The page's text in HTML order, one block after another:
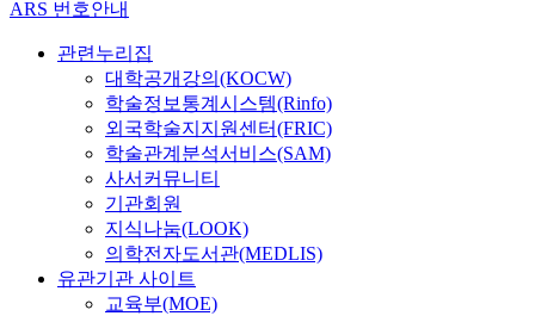
ARS 번호안내
관련누리집
대학공개강의(KOCW)
학술정보통계시스템(Rinfo)
외국학술지지원센터(FRIC)
학술관계분석서비스(SAM)
사서커뮤니티
기관회원
지식나눔(LOOK)
의학전자도서관(MEDLIS)
유관기관 사이트
교육부(MOE)